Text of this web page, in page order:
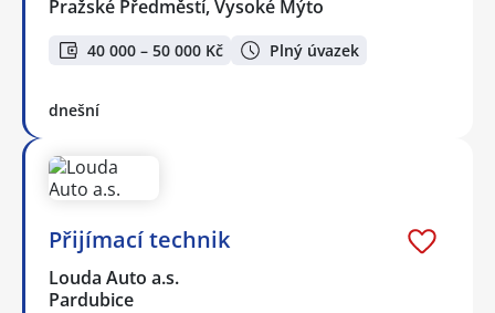
Pražské Předměstí, Vysoké Mýto
40 000 – 50 000 Kč Plný úvazek
dnešní
Přijímací technik
Louda Auto a.s.
Pardubice